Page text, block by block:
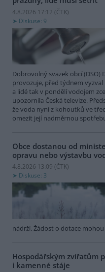
4.8.2026 17:12 (ČTK)
Diskuse: 9
Dobrovolný svazek obcí
provozuje, před týdnem
a lidé tak v pondělí vodojem
upozornila Česká televize.
že voda nyní z kohoutků ve
omezit její nadměrnou
Obce dostanou od
opravu nebo výstavbu
4.8.2026 13:09 (ČTK)
Diskuse: 3
nádrží. Žádost o dotace
Hospodářským zvířatům
i kamenné stáje